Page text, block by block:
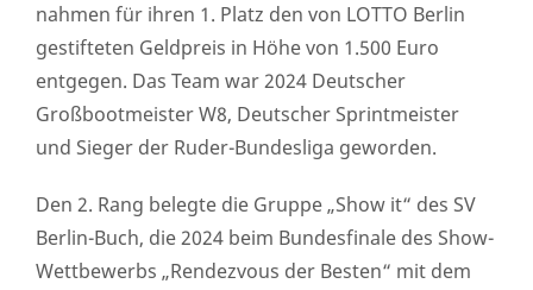
nahmen für ihren 1. Platz den von LOTTO Berlin
gestifteten Geldpreis in Höhe von 1.500 Euro
entgegen. Das Team war 2024 Deutscher
Großbootmeister W8, Deutscher Sprintmeister
und Sieger der Ruder-Bundesliga geworden.
Den 2. Rang belegte die Gruppe „Show it“ des SV
Berlin-Buch, die 2024 beim Bundesfinale des Show-
Wettbewerbs „Rendezvous der Besten“ mit dem